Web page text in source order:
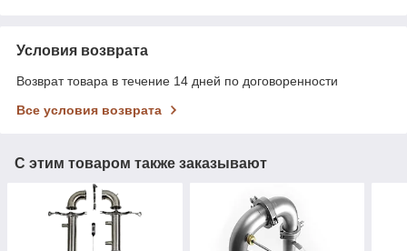
Условия возврата
Возврат товара в течение 14 дней по договоренности
Все условия возврата
С этим товаром также заказывают